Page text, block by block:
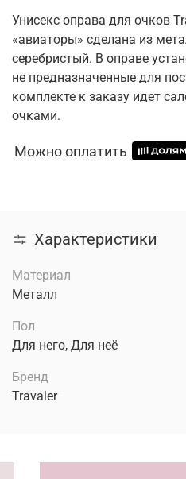
Унисекс оправа для очков
«авиаторы» сделана из
серебристый. В оправе
не предназначенные для
комплекте к заказу идет
очками.
Можно оплатить
Характеристики
Материал
Металл
Пол
Для него, Для неё
Бренд
Travaler